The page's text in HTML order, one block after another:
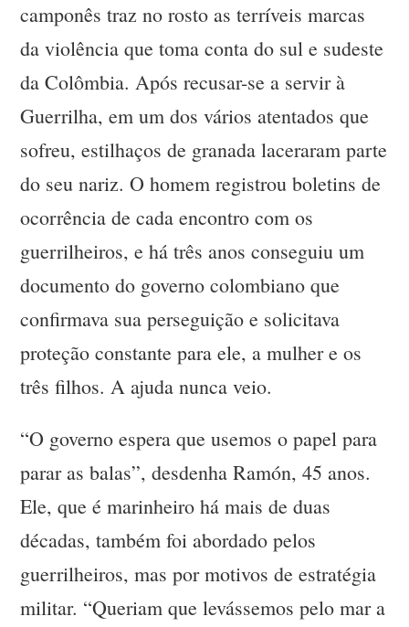
camponês traz no rosto as terríveis marcas
da violência que toma conta do sul e sudeste
da Colômbia. Após recusar-se a servir à
Guerrilha, em um dos vários atentados que
sofreu, estilhaços de granada laceraram parte
do seu nariz. O homem registrou boletins de
ocorrência de cada encontro com os
guerrilheiros, e há três anos conseguiu um
documento do governo colombiano que
confirmava sua perseguição e solicitava
proteção constante para ele, a mulher e os
três filhos. A ajuda nunca veio.
“O governo espera que usemos o papel para
parar as balas”, desdenha Ramón, 45 anos.
Ele, que é marinheiro há mais de duas
décadas, também foi abordado pelos
guerrilheiros, mas por motivos de estratégia
militar. “Queriam que levássemos pelo mar a